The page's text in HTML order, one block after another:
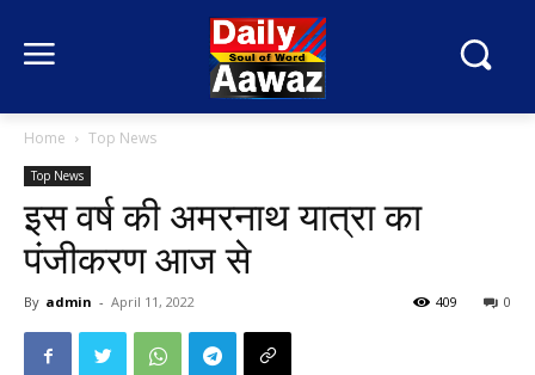
Home Top News
Top News
इस वर्ष की अमरनाथ यात्रा का
पंजीकरण आज से
By admin - April 11, 2022 0
409